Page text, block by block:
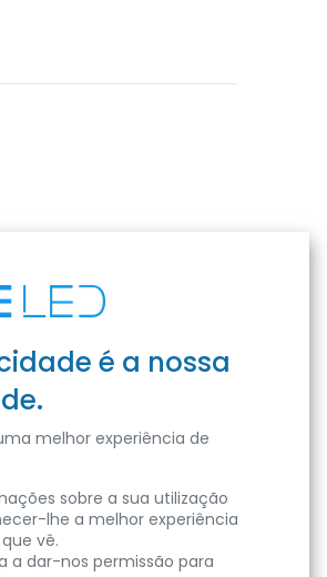
é a nossa
melhor experiência de
sobre a sua utilização
lhe a melhor experiência
vê.
a dar-nos permissão para